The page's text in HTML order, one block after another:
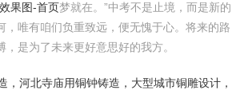
果图-首页梦就在。”中考不是止境，而是新的
，唯有咱们负重致远，便无愧于心。将来的路
是为了未来更好意思好的我方。
，河北寺庙用铜钟铸造，大型城市铜雕设计，